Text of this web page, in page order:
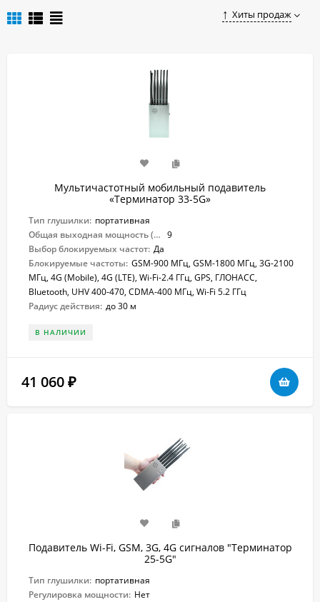
Хиты продаж
Мультичастотный мобильный подавитель
«Терминатор 33-5G»
Тип глушилки: портативная
Общая выходная мощность (Вт): 9
Выбор блокируемых частот: Да
Блокируемые частоты: GSM-900 МГц, GSM-1800 МГц, 3G-2100
МГц, 4G (Mobile), 4G (LTE), Wi-Fi-2.4 ГГц, GPS, ГЛОНАСС,
Bluetooth, UHV 400-470, CDMA-400 МГц, Wi-Fi 5.2 ГГц
Радиус действия: до 30 м
В НАЛИЧИИ
41 060 ₽
Подавитель Wi-Fi, GSM, 3G, 4G сигналов "Терминатор
25-5G"
Тип глушилки: портативная
Регулировка мощности: Нет